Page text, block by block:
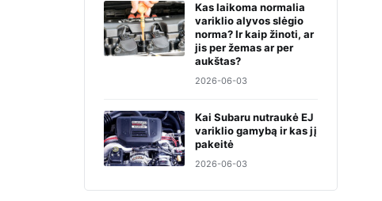
Kas laikoma normalia
variklio alyvos slėgio
norma? Ir kaip žinoti, ar
jis per žemas ar per
aukštas?
2026-06-03
Kai Subaru nutraukė EJ
variklio gamybą ir kas jį
pakeitė
2026-06-03